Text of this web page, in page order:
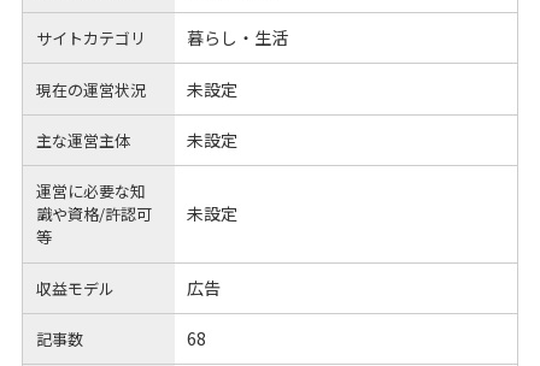
サイトカテゴリ 暮らし・生活
現在の運営状況 未設定
主な運営主体 未設定
運営に必要な知
識や資格/許認可
等
未設定
収益モデル 広告
記事数 68